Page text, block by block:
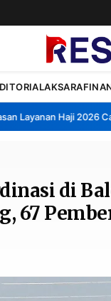
AKSARA
Haji 2026 Capai
di
67